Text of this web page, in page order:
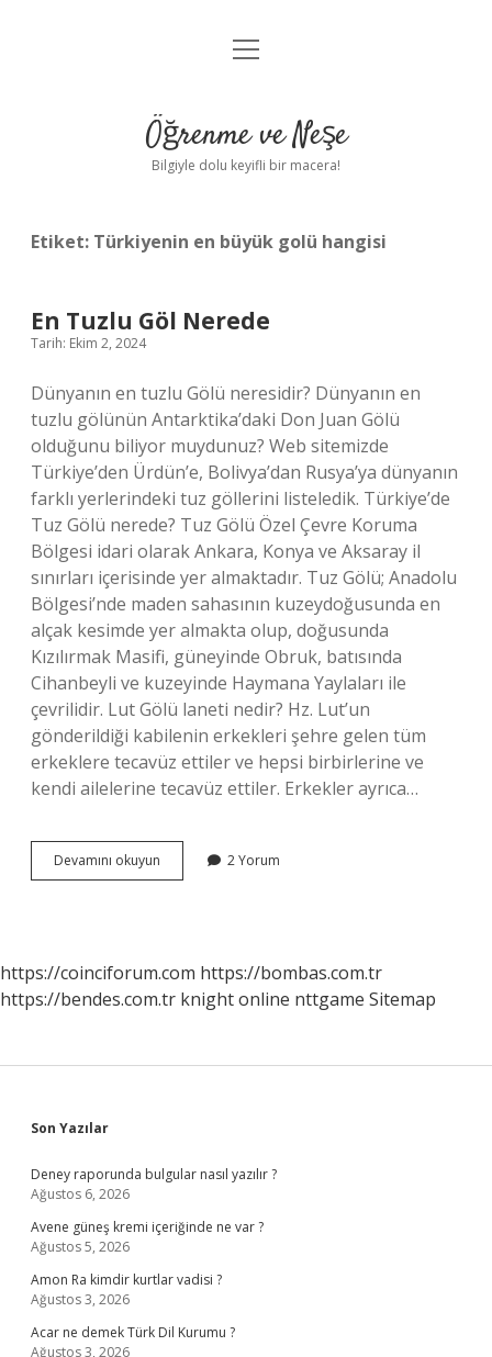
Anasayfa
Yasal Uyarı
menüyü
Öğrenme ve Neşe
Bilgiyle dolu keyifli bir macera!
Etiket: Türkiyenin en büyük golü hangisi
En Tuzlu Göl Nerede
Tarih: Ekim 2, 2024
Dünyanın en tuzlu Gölü neresidir? Dünyanın en
tuzlu gölünün Antarktika’daki Don Juan Gölü
olduğunu biliyor muydunuz? Web sitemizde
Türkiye’den Ürdün’e, Bolivya’dan Rusya’ya dünyanın
farklı yerlerindeki tuz göllerini listeledik. Türkiye’de
Tuz Gölü nerede? Tuz Gölü Özel Çevre Koruma
Bölgesi idari olarak Ankara, Konya ve Aksaray il
sınırları içerisinde yer almaktadır. Tuz Gölü; Anadolu
Bölgesi’nde maden sahasının kuzeydoğusunda en
alçak kesimde yer almakta olup, doğusunda
Kızılırmak Masifi, güneyinde Obruk, batısında
Cihanbeyli ve kuzeyinde Haymana Yaylaları ile
çevrilidir. Lut Gölü laneti nedir? Hz. Lut’un
gönderildiği kabilenin erkekleri şehre gelen tüm
erkeklere tecavüz ettiler ve hepsi birbirlerine ve
kendi ailelerine tecavüz ettiler. Erkekler ayrıca…
Devamını okuyun
Tuzlu
2 Yorum
https://coinciforum.com https://bombas.com.tr
https://bendes.com.tr knight online nttgame Sitemap
Sidebar
Son Yazılar
Deney raporunda bulgular nasıl yazılır ?
Ağustos 6, 2026
Avene güneş kremi içeriğinde ne var ?
Ağustos 5, 2026
Amon Ra kimdir kurtlar vadisi ?
Ağustos 3, 2026
Acar ne demek Türk Dil Kurumu ?
Ağustos 3, 2026